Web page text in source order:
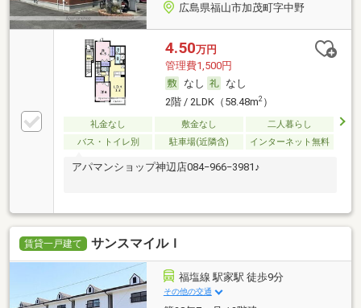
広島県福山市加茂町字中野
4.50万円
管理費1,500円
なし
なし
2階 / 2LDK（58.48m2）
礼金なし 敷金なし
二人暮らし
バス・トイレ別
駐車場(近隣含) インターネット無料
アパマンショップ神辺店084−966−3981♪
賃貸一戸建て サンスマイルＩ
福塩線 駅家駅 徒歩9分
その他の交通